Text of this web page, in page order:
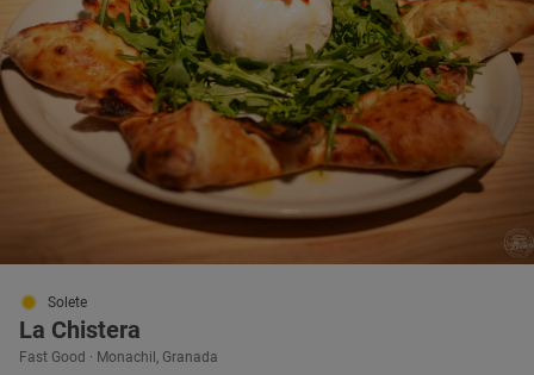
Solete
La Chistera
Fast Good · Monachil, Granada